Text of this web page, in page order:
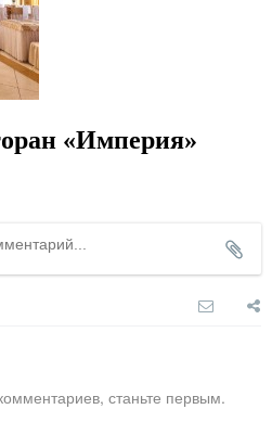
«Империя»
станьте первым.